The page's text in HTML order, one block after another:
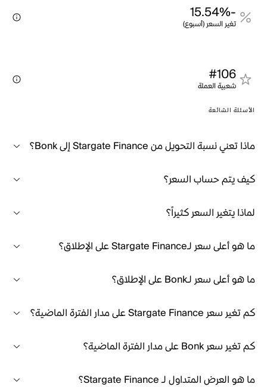
-15.54%
تغير السعر (أسبوع)
#106
شعبية العملة
الأسئلة الشائعة
ماذا تعني نسبة التحويل من Stargate Finance إلى Bonk؟
كيف يتم حساب السعر؟
لماذا يتغير السعر كثيراً؟
ما هو أعلى سعر لـStargate Finance على الإطلاق؟
ما هو أعلى سعر لـBonk على الإطلاق؟
كم تغير سعر Stargate Finance على مدار الفترة الماضية؟
كم تغير سعر Bonk على مدار الفترة الماضية؟
ما هو العرض المتداول لـ Stargate Finance؟